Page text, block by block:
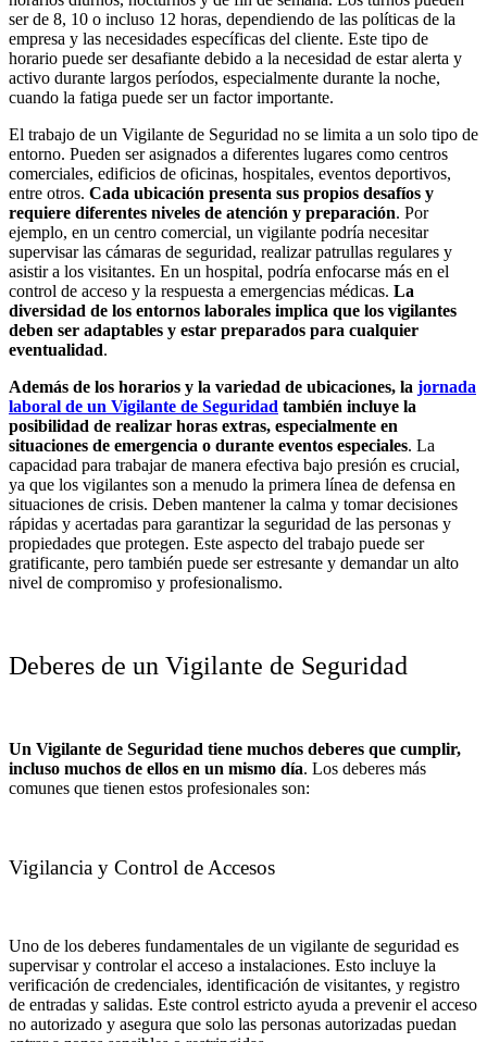
ser de 8, 10 o incluso 12 horas, dependiendo de las políticas de la
empresa y las necesidades específicas del cliente. Este tipo de
horario puede ser desafiante debido a la necesidad de estar alerta y
activo durante largos períodos, especialmente durante la noche,
cuando la fatiga puede ser un factor importante.
El trabajo de un Vigilante de Seguridad no se limita a un solo tipo de
entorno. Pueden ser asignados a diferentes lugares como centros
comerciales, edificios de oficinas, hospitales, eventos deportivos,
entre otros. Cada ubicación presenta sus propios desafíos y
requiere diferentes niveles de atención y preparación. Por
ejemplo, en un centro comercial, un vigilante podría necesitar
supervisar las cámaras de seguridad, realizar patrullas regulares y
asistir a los visitantes. En un hospital, podría enfocarse más en el
control de acceso y la respuesta a emergencias médicas. La
diversidad de los entornos laborales implica que los vigilantes
deben ser adaptables y estar preparados para cualquier
eventualidad.
Además de los horarios y la variedad de ubicaciones, la jornada
laboral de un Vigilante de Seguridad también incluye la
posibilidad de realizar horas extras, especialmente en
situaciones de emergencia o durante eventos especiales. La
capacidad para trabajar de manera efectiva bajo presión es crucial,
ya que los vigilantes son a menudo la primera línea de defensa en
situaciones de crisis. Deben mantener la calma y tomar decisiones
rápidas y acertadas para garantizar la seguridad de las personas y
propiedades que protegen. Este aspecto del trabajo puede ser
gratificante, pero también puede ser estresante y demandar un alto
nivel de compromiso y profesionalismo.
Deberes de un Vigilante de Seguridad
Un Vigilante de Seguridad tiene muchos deberes que cumplir,
incluso muchos de ellos en un mismo día. Los deberes más
comunes que tienen estos profesionales son:
Vigilancia y Control de Accesos
Uno de los deberes fundamentales de un vigilante de seguridad es
supervisar y controlar el acceso a instalaciones. Esto incluye la
verificación de credenciales, identificación de visitantes, y registro
de entradas y salidas. Este control estricto ayuda a prevenir el acceso
no autorizado y asegura que solo las personas autorizadas puedan